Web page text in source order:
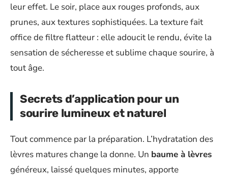
leur effet. Le soir, place aux rouges profonds, aux
prunes, aux textures sophistiquées. La texture fait
office de filtre flatteur : elle adoucit le rendu, évite la
sensation de sécheresse et sublime chaque sourire, à
tout âge.
Secrets d’application pour un
sourire lumineux et naturel
Tout commence par la préparation. L’hydratation des
lèvres matures change la donne. Un baume à lèvres
généreux, laissé quelques minutes, apporte